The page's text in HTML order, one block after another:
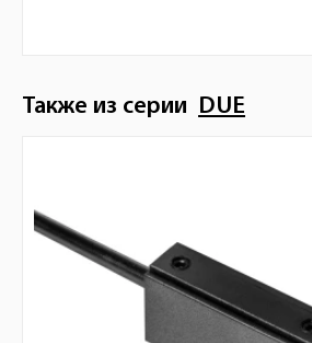
Также из серии DUE